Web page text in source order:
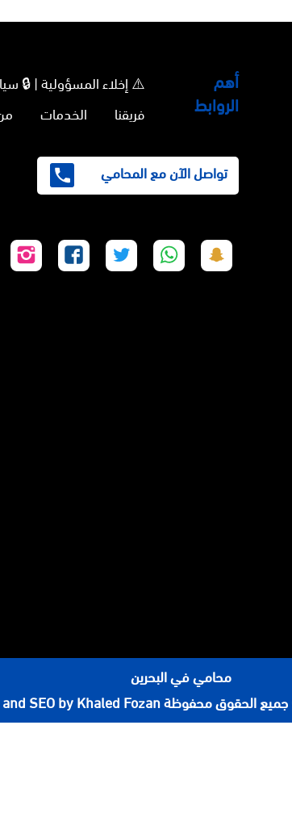
أهم
الروابط
⚠️ إخلاء المسؤولية | 🔒
فريقنا
الخدمات
تواصل الآن مع المحامي
على
على
على
على
على
محامي في البحرين
SEO by Khaled Fozan